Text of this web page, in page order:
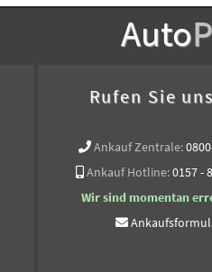
Auto
Rufen Sie
Ankauf Zentrale:
Ankauf Hotline:0157 -
Wir sind momentan